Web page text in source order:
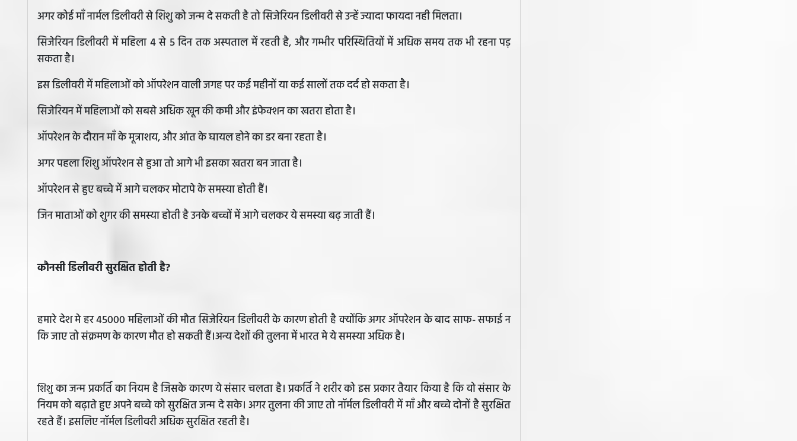
अगर कोई माँ नार्मल डिलीवरी से शिशु को जन्म दे सकती है तो सिजेरियन डिलीवरी से उन्हें ज्यादा फायदा नही मिलता।
सिजेरियन डिलीवरी में महिला 4 से 5 दिन तक अस्पताल में रहती है, और गम्भीर परिस्थितियों में अधिक समय तक भी रहना पड़
सकता है।
इस डिलीवरी में महिलाओं को ऑपरेशन वाली जगह पर कई महीनों या कई सालों तक दर्द हो सकता है।
सिजेरियन में महिलाओं को सबसे अधिक खून की कमी और इंफेक्शन का खतरा होता है।
ऑपरेशन के दौरान माँ के मूत्राशय, और आंत के घायल होने का डर बना रहता है।
अगर पहला शिशु ऑपरेशन से हुआ तो आगे भी इसका खतरा बन जाता है।
ऑपरेशन से हुए बच्चे में आगे चलकर मोटापे के समस्या होती हैं।
जिन माताओं को शुगर की समस्या होती है उनके बच्चों में आगे चलकर ये समस्या बढ़ जाती हैं।
कौनसी डिलीवरी सुरक्षित होती है?
हमारे देश मे हर 45000 महिलाओं की मौत सिजेरियन डिलीवरी के कारण होती है क्योंकि अगर ऑपरेशन के बाद साफ- सफाई न
कि जाए तो संक्रमण के कारण मौत हो सकती हैं।अन्य देशों की तुलना में भारत मे ये समस्या अधिक है।
शिशुका जन्म प्रकर्ति का नियम है जिसके कारण ये संसार चलता है। प्रकर्ति ने शरीर को इस प्रकार तैयार किया है कि वो संसार के
नियम को बढ़ाते हुए अपने बच्चे को सुरक्षित जन्म दे सके। अगर तुलना की जाए तो नॉर्मल डिलीवरी में माँ और बच्चे दोनों है सुरक्षित
रहते हैं। इसलिए नॉर्मल डिलीवरी अधिक सुरक्षित रहती है।